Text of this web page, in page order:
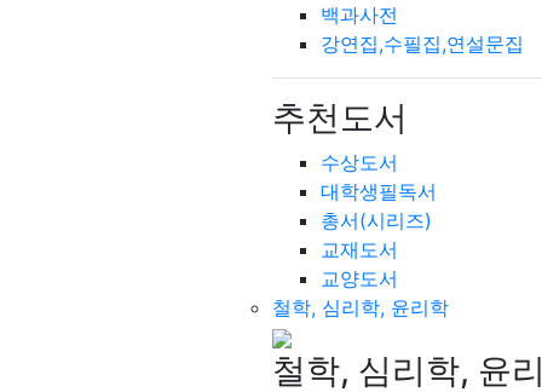
백과사전
강연집,수필집,연설문집
추천도서
수상도서
대학생필독서
총서(시리즈)
교재도서
교양도서
철학, 심리학, 윤리학
철학, 심리학, 윤